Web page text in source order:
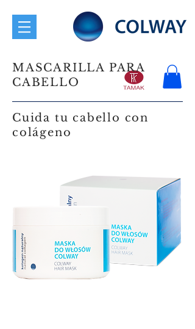
MASCARILLA PARA
CABELLO
Cuida tu cabello con
colágeno